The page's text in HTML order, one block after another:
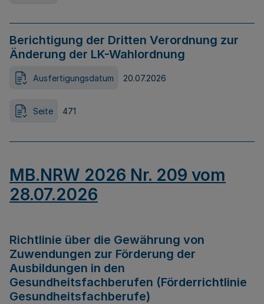
Berichtigung der Dritten Verordnung zur
Änderung der LK-Wahlordnung
Ausfertigungsdatum 20.07.2026
Seite 471
MB.NRW 2026 Nr. 209 vom
28.07.2026
Richtlinie über die Gewährung von
Zuwendungen zur Förderung der
Ausbildungen in den
Gesundheitsfachberufen (Förderrichtlinie
Gesundheitsfachberufe)